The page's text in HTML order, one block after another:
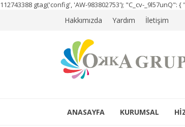
112743388 gtag('config', 'AW-983802753'); "C_cv-_9l57unQ":
Hakkımızda Yardım İletişim
ANASAYFA KURUMSAL